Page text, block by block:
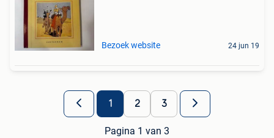
Bezoek website 24 jun 19
1 2 3
Pagina 1 van 3